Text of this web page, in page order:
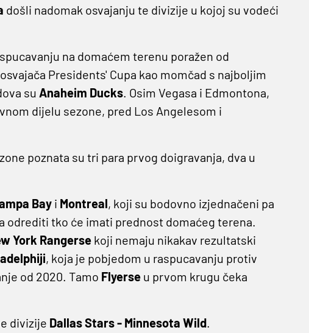
došli nadomak osvajanju te divizije u kojoj su vodeći
na domaćem terenu poražen od
Presidents' Cupa kao momčad s najboljim
su Anaheim Ducks. Osim Vegasa i Edmontona,
dijelu sezone, pred Los Angelesom i
poznata su tri para prvog doigravanja, dva u
Bay i Montreal, koji su bodovno izjednačeni pa
tko će imati prednost domaćeg terena.
York Rangersekoji nemaju nikakav rezultatski
, koja je pobjedom u raspucavanju protiv
od 2020. Tamo Flyerse u prvom krugu čeka
divizije Dallas Stars - Minnesota Wild.